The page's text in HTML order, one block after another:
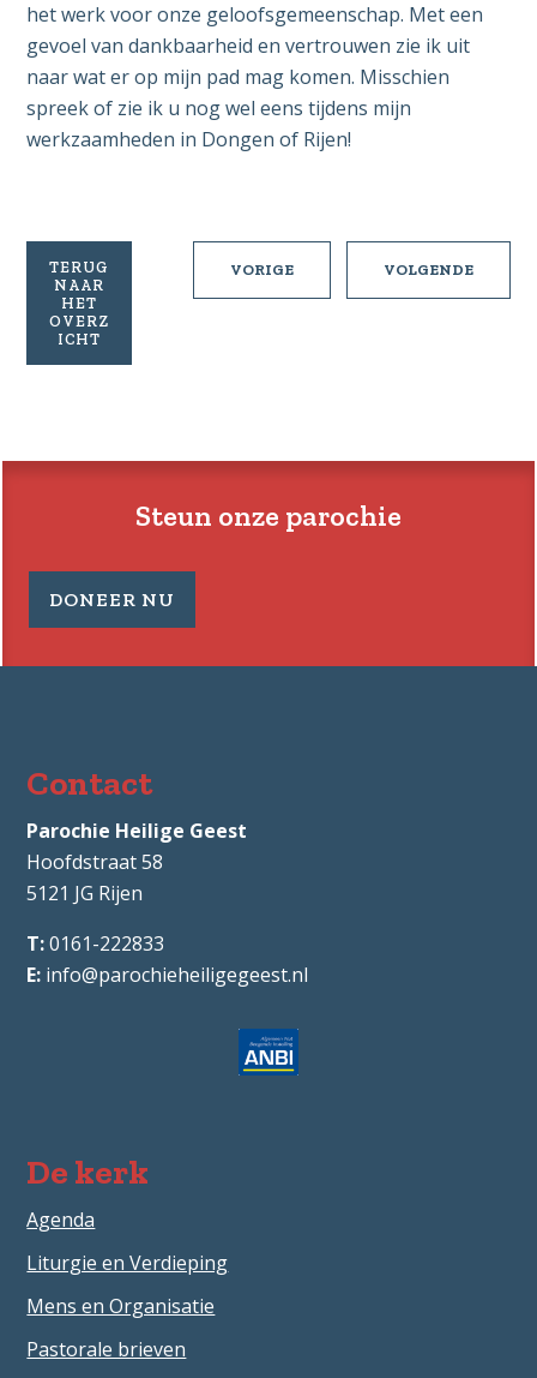
het werk voor onze geloofsgemeenschap. Met een
gevoel van dankbaarheid en vertrouwen zie ik uit
naar wat er op mijn pad mag komen. Misschien
spreek of zie ik u nog wel eens tijdens mijn
werkzaamheden in Dongen of Rijen!
TERUG
NAAR
HET
OVERZ
ICHT
VORIGEPALMPASENVOLGENDE
Steun onze parochie
DONEER NU
Contact
Parochie Heilige Geest
Hoofdstraat 58
5121 JG Rijen
0161-222833
info@parochieheiligegeest.nl
De kerk
Agenda
Liturgie en Verdieping
Mens en Organisatie
Pastorale brieven